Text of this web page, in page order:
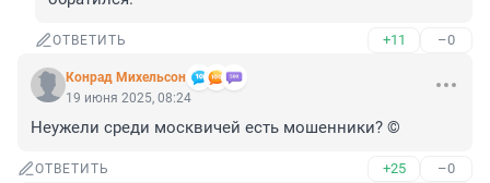
ОТВЕТИТЬ +11 –0
Конрад Михельсон
19 июня 2025, 08:24
Неужели среди москвичей есть мошенники? ©
ОТВЕТИТЬ +25 –0